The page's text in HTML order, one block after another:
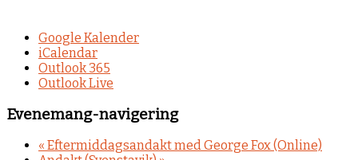
Google Kalender
iCalendar
Outlook 365
Outlook Live
Evenemang-navigering
« Eftermiddagsandakt med George Fox (Online)